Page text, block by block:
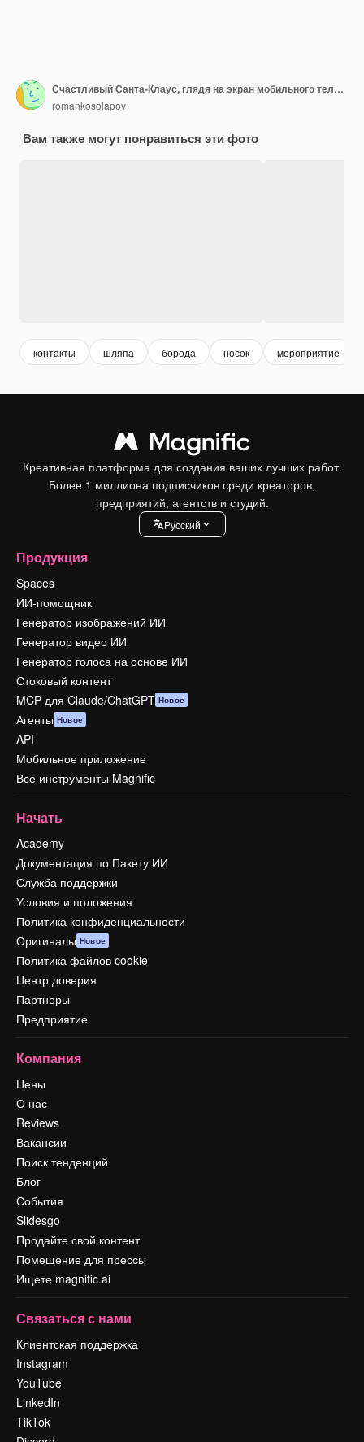
Счастливый Санта-Клаус, глядя на экран мобильного телефона
romankosolapov
Вам также могут понравиться эти фото
контакты шляпа борода носок мероприятие
Креативная платформа для создания ваших лучших работ.
Более 1 миллиона подписчиков среди креаторов,
предприятий, агентств и студий.
Pусский
Продукция
Spaces
ИИ-помощник
Генератор изображений ИИ
Генератор видео ИИ
Генератор голоса на основе ИИ
Стоковый контент
MCP для Claude/ChatGPT Новое
Агенты Новое
API
Мобильное приложение
Все инструменты Magnific
Начать
Academy
Документация по Пакету ИИ
Служба поддержки
Условия и положения
Политика конфиденциальности
Оригиналы Новое
Политика файлов cookie
Центр доверия
Партнеры
Предприятие
Компания
Цены
О нас
Reviews
Вакансии
Поиск тенденций
Блог
События
Slidesgo
Продайте свой контент
Помещение для прессы
Ищете magnific.ai
Связаться с нами
Клиентская поддержка
Instagram
YouTube
LinkedIn
TikTok